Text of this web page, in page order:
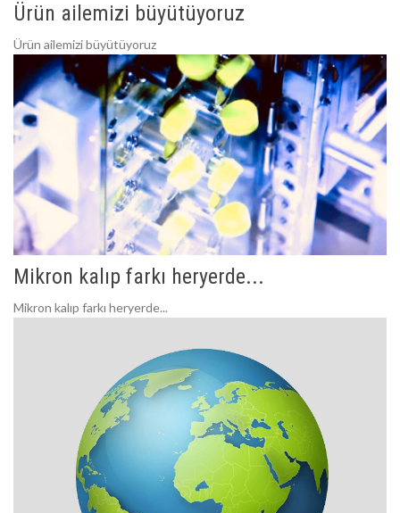
Ürün ailemizi büyütüyoruz
Ürün ailemizi büyütüyoruz
Mikron kalıp farkı heryerde...
Mikron kalıp farkı heryerde...